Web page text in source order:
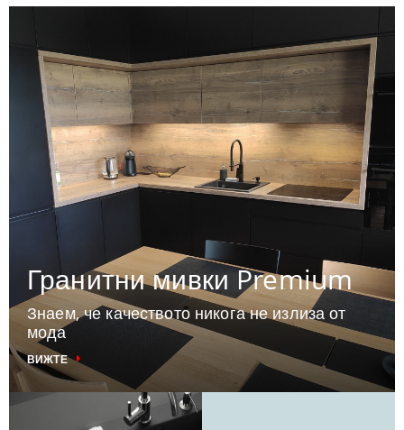
Гранитни мивки Premium
Знаем, че качеството никога не излиза от
мода
ВИЖТЕ